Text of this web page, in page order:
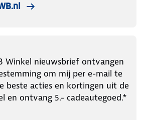
Winkel nieuwsbrief ontvangen
om mij per e-mail te
beste acties en kortingen uit de
en ontvang 5.- cadeautegoed.*